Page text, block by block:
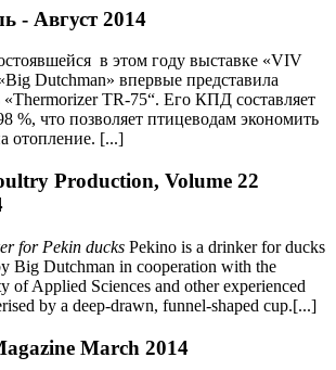
- Август 2014
в этом году выставке «VIV
Big Dutchman» впервые представила
«Thermorizer TR-75“. Его КПД составляет
%, что позволяет птицеводам экономить
отопление. [...]
Production, Volume 22
for Pekin ducks Pekino is a drinker for ducks
Big Dutchman in cooperation with the
of Applied Sciences and other experienced
by a deep-drawn, funnel-shaped cup.[...]
March 2014